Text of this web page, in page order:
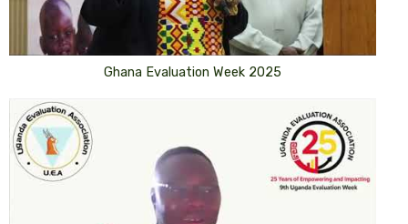
Ghana Evaluation Week 2025